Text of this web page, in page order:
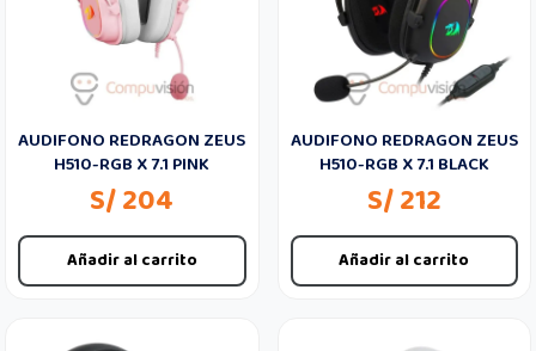
AUDIFONO REDRAGON ZEUS
H510-RGB X 7.1 PINK
S/ 204
Añadir al carrito
AUDIFONO REDRAGON ZEUS
H510-RGB X 7.1 BLACK
S/ 212
Añadir al carrito